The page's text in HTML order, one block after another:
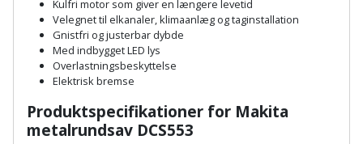
Skraber
Skruestik
Skruetrækker
Skruetvinge
Ligesliber
Limpistol
Linjelaser
Loddekolbe
Mobiltilbehør
Pavillon
Personlig
pleje
Kulfri motor som giver en længere levetid
Velegnet til elkanaler, klimaanlæg og taginstallation
Gnistfri og justerbar dybde
Med indbygget LED lys
Overlastningsbeskyttelse
Elektrisk bremse
Produktspecifikationer for Makita
metalrundsav DCS553